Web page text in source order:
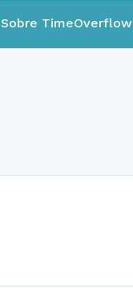
Sobre TimeOverflow